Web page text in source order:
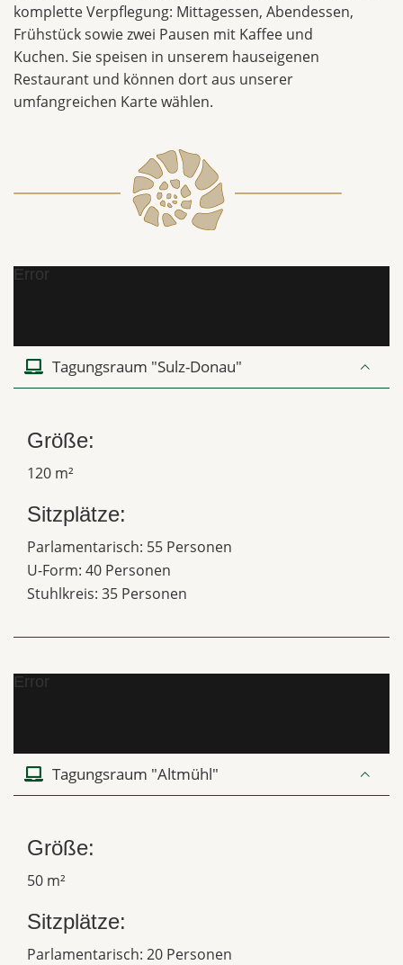
komplette Verpflegung: Mittagessen, Abendessen,
Frühstück sowie zwei Pausen mit Kaffee und
Kuchen. Sie speisen in unserem hauseigenen
Restaurant und können dort aus unserer
umfangreichen Karte wählen.
Error
Tagungsraum "Sulz-Donau"
Größe:
120 m²
Sitzplätze:
Parlamentarisch: 55 Personen
U-Form: 40 Personen
Stuhlkreis: 35 Personen
Error
Tagungsraum "Altmühl"
Größe:
50 m²
Sitzplätze:
Parlamentarisch: 20 Personen